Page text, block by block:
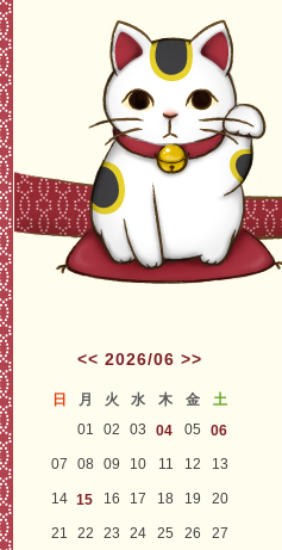
<< 2026/06 >>
日 月 火 水 木 金
土
01
02 03 04 05
06
07
08 09 10 11 12 13
14 15 16 17 18 19 20
21 22 23 24 25 26 27